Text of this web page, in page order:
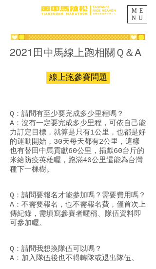
ME
NU
​2021田中馬線上跑相關Ｑ＆A
線上跑參賽問題
Q：請問有至少要完成多少里程嗎？
A：沒有一定要完成多少里程，可依自己能
力訂定目標，就算是只有1公里，也都是好
的運動開始，30天每天都有2公里，這樣
也有替田中馬貢獻60公里，捐獻60台斤的
米給防疫英雄喔，跑滿40公里還能為台灣
種下一棵樹。
Q：請問要報名才能參加嗎？需要費用嗎？
A：不需要報名，也不需報名費，僅首次上
傳紀錄，需填寫參賽者暱稱、隊伍資料即
可參加喔。
Q：請問我想換隊伍可以嗎？
A：加入隊伍後也不得轉隊或退出隊伍。